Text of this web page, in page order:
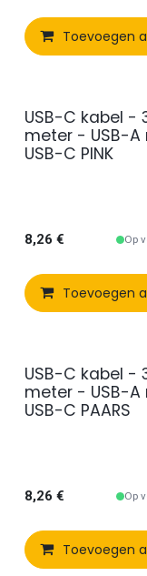
Toevoegen
USB-C kabel -
meter - USB-A
USB-C PINK
8,26 € Op
Toevoegen
USB-C kabel -
meter - USB-A
USB-C PAARS
8,26 € Op
Toevoegen